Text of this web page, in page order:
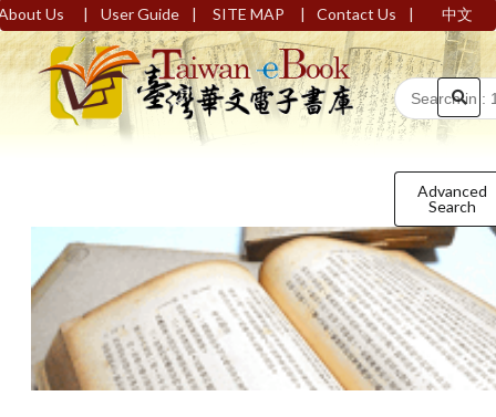
Us | User Guide | SITE MAP | Contact Us | 中文
Advanced
Search